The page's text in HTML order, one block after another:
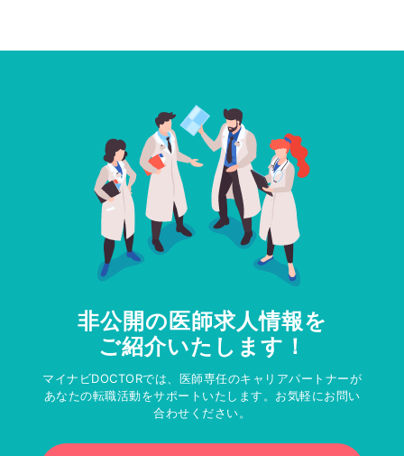
非公開の医師求人情報を
ご紹介いたします！
マイナビDOCTORでは、医師専任のキャリアパートナーが
あなたの転職活動をサポートいたします。お気軽にお問い
合わせください。